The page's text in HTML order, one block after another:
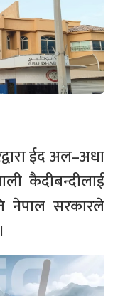
ईद अल–अधा
कैदीबन्दीलाई
नेपाल सरकारले